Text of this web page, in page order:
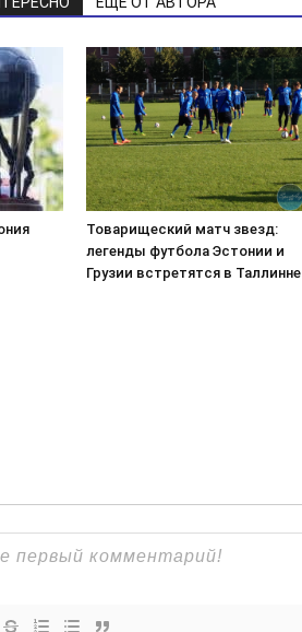
Товарищеский матч звезд:
легенды футбола Эстонии и
Грузии встретятся в Таллинне